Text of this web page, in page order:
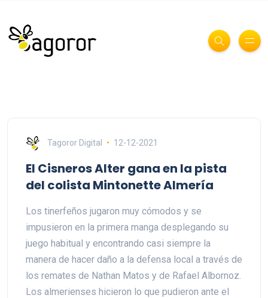
Tagoror Digital 12-12-2021
El Cisneros Alter gana en la pista
del colista Mintonette Almería
Los tinerfeños jugaron muy cómodos y se
impusieron en la primera manga desplegando su
juego habitual y encontrando casi siempre la
manera de hacer daño a la defensa local a través de
los remates de Nathan Matos y de Rafael Albornoz.
Los almerienses hicieron lo que pudieron ante el